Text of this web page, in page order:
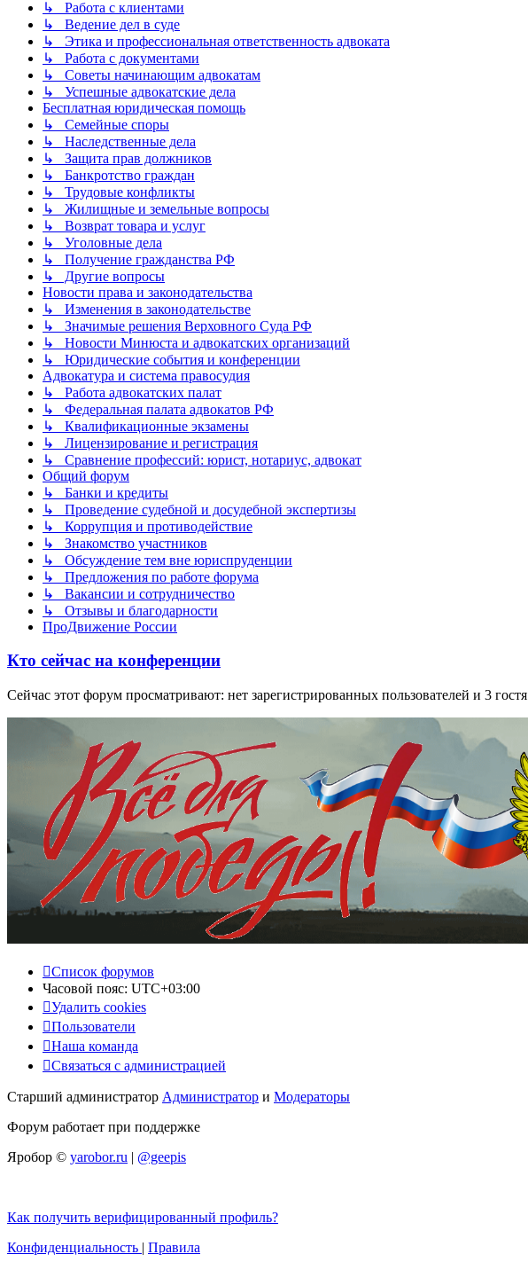
↳ Работа с клиентами
↳ Ведение дел в суде
↳ Этика и профессиональная ответственность адвоката
↳ Работа с документами
↳ Советы начинающим адвокатам
↳ Успешные адвокатские дела
Бесплатная юридическая помощь
↳ Семейные споры
↳ Наследственные дела
↳ Защита прав должников
↳ Банкротство граждан
↳ Трудовые конфликты
↳ Жилищные и земельные вопросы
↳ Возврат товара и услуг
↳ Уголовные дела
↳ Получение гражданства РФ
↳ Другие вопросы
Новости права и законодательства
↳ Изменения в законодательстве
↳ Значимые решения Верховного Суда РФ
↳ Новости Минюста и адвокатских организаций
↳ Юридические события и конференции
Адвокатура и система правосудия
↳ Работа адвокатских палат
↳ Федеральная палата адвокатов РФ
↳ Квалификационные экзамены
↳ Лицензирование и регистрация
↳ Сравнение профессий: юрист, нотариус, адвокат
Общий форум
↳ Банки и кредиты
↳ Проведение судебной и досудебной экспертизы
↳ Коррупция и противодействие
↳ Знакомство участников
↳ Обсуждение тем вне юриспруденции
↳ Предложения по работе форума
↳ Вакансии и сотрудничество
↳ Отзывы и благодарности
ПроДвижение России
Кто сейчас на конференции
Сейчас этот форум просматривают: нет зарегистрированных пользователей и 3 гостя
Список форумов
Часовой пояс: UTC+03:00
Удалить cookies
Пользователи
Наша команда
Связаться с администрацией
Старший администратор Администратор и Модераторы
Форум работает при поддержке
Яробор © yarobor.ru | @geepis
Как получить верифицированный профиль?
Конфиденциальность | Правила